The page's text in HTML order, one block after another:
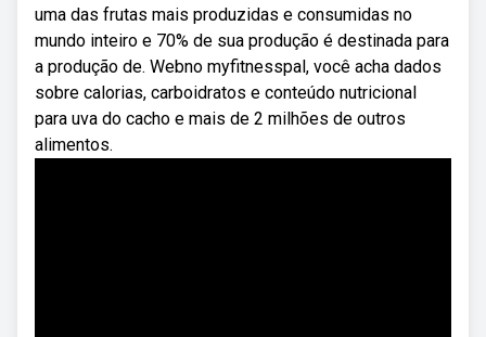
uma das frutas mais produzidas e consumidas no
mundo inteiro e 70% de sua produção é destinada para
a produção de. Webno myfitnesspal, você acha dados
sobre calorias, carboidratos e conteúdo nutricional
para uva do cacho e mais de 2 milhões de outros
alimentos.